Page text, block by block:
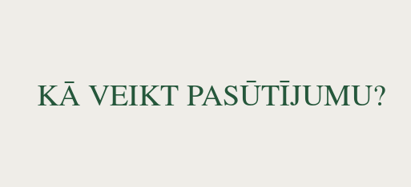
KĀ VEIKT PASŪTĪJUMU?